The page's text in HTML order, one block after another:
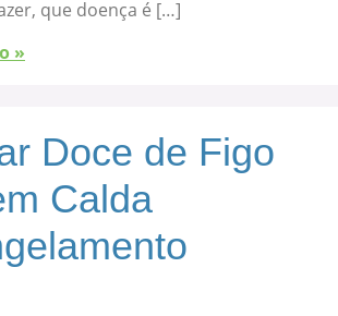
que doença é […]
»
Doce de Figo
Calda